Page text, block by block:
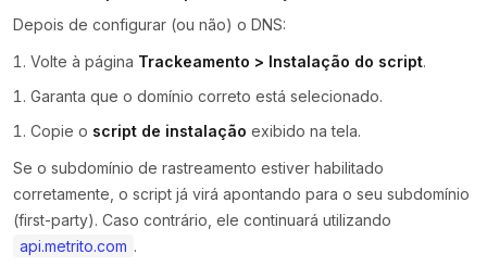
Depois de configurar (ou não) o DNS:
Volte à página Trackeamento > Instalação do script.
Garanta que o domínio correto está selecionado.
Copie o script de instalação exibido na tela.
Se o subdomínio de rastreamento estiver habilitado
corretamente, o script já virá apontando para o seu subdomínio
(first-party). Caso contrário, ele continuará utilizando
api.metrito.com .